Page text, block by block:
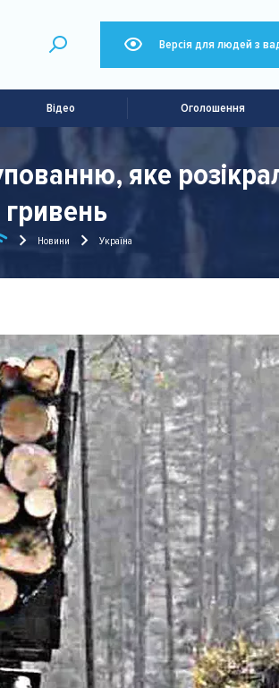
Версія для людей з
Відео Оголошення
яке
гривень
Новини Україна